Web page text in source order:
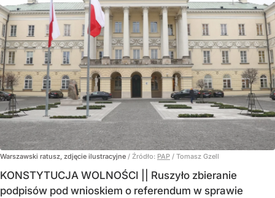
Warszawski ratusz, zdjęcie ilustracyjne / Źródło: PAP / Tomasz Gzell
KONSTYTUCJA WOLNOŚCI || Ruszyło zbieranie
podpisów pod wnioskiem o referendum w sprawie